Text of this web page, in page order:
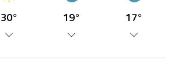
30° 19° 17°